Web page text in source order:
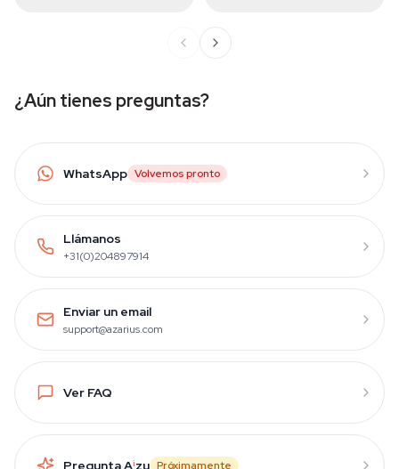
¿Aún tienes preguntas?
WhatsApp Volvemos pronto
Llámanos
+31(0)204897914
Enviar un email
support@azarius.com
Ver FAQ
Pregunta Aizu Próximamente